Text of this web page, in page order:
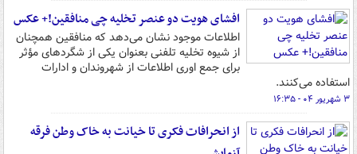
افشای هویت دو عنصر تخلیه چی منافقین!+ عکس
اطلاعات موجود نشان می‌دهد که منافقین همچنان
از شیوه تخلیه تلفنی بعنوان یکی از شگردهای مؤثر
برای جمع اوری اطلاعات از شهروندان و ادارات
استفاده می‌کنند.
۳ شهریور ۰۴ - ۱۶:۳۵
از انحرافات فکری تا خیانت به خاک وطن فرقه